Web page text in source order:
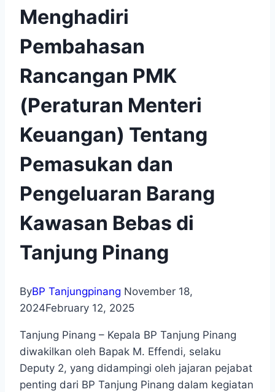
Menghadiri
Pembahasan
Rancangan PMK
(Peraturan Menteri
Keuangan) Tentang
Pemasukan dan
Pengeluaran Barang
Kawasan Bebas di
Tanjung Pinang
ByBP Tanjungpinang November 18,
2024February 12, 2025
Tanjung Pinang – Kepala BP Tanjung Pinang
diwakilkan oleh Bapak M. Effendi, selaku
Deputy 2, yang didampingi oleh jajaran pejabat
penting dari BP Tanjung Pinang dalam kegiatan